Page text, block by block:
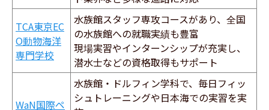
TCA東京EC
O動物海洋
専門学校
水族館スタッフ専攻コースがあり、全国
の水族館への就職実績も豊富
現場実習やインターンシップが充実し、
潜水士などの資格取得もサポート
WaN国際ペ
水族館・ドルフィン学科で、毎日フィッ
シュトレーニングや日本海での実習を実